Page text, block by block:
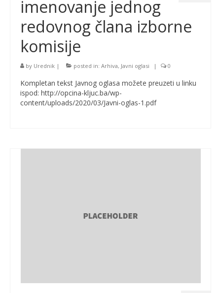
imenovanje jednog
redovnog člana izborne
komisije
by Urednik | posted in: Arhiva, Javni oglasi | 0
Kompletan tekst Javnog oglasa možete preuzeti u linku
ispod: http://opcina-kljuc.ba/wp-
content/uploads/2020/03/Javni-oglas-1.pdf